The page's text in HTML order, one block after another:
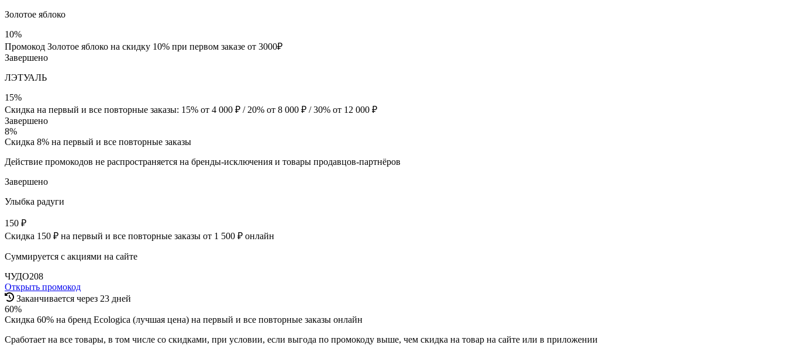
Золотое яблоко
10%
Промокод Золотое яблоко на скидку 10% при первом заказе от 3000₽
Завершено
ЛЭТУАЛЬ
15%
Скидка на первый и все повторные заказы: 15% от 4 000 ₽ / 20% от 8 000 ₽ / 30% от 12 000 ₽
Завершено
8%
Скидка 8% на первый и все повторные заказы
Действие промокодов не распространяется на бренды-исключения и товары продавцов-партнёров
Завершено
Улыбка радуги
150 ₽
Скидка 150 ₽ на первый и все повторные заказы от 1 500 ₽ онлайн
Суммируется с акциями на сайте
ЧУДО208
Открыть промокод
Заканчивается через 23 дней
60%
Скидка 60% на бренд Ecologica (лучшая цена) на первый и все повторные заказы онлайн
Сработает на все товары, в том числе со скидками, при условии, если выгода по промокоду выше, чем скидка на товар на сайте или в приложении